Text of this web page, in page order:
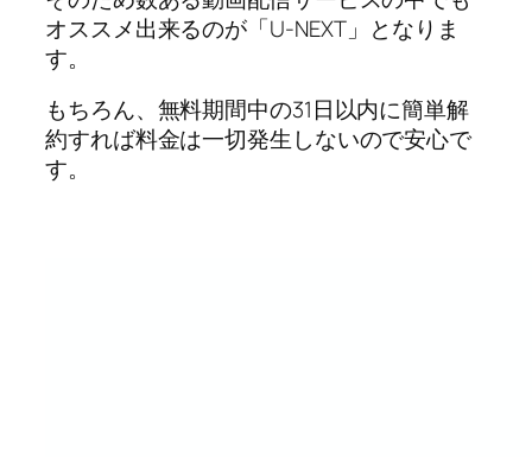
オススメ出来るのが「U-NEXT」となりま
す。
もちろん、無料期間中の31日以内に簡単解
約すれば料金は一切発生しないので安心で
す。